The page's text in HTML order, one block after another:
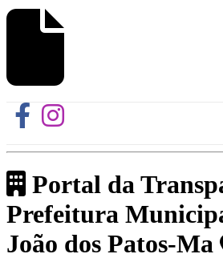
Portal da
Prefeitura
João dos Patos-Ma